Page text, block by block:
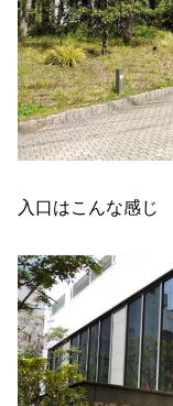
入口はこんな感じ